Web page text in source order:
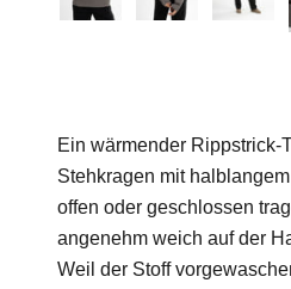
Ein wärmender Rippstrick-
Stehkragen mit
offen oder geschlossen
angenehm weich auf der
Weil der Stoff